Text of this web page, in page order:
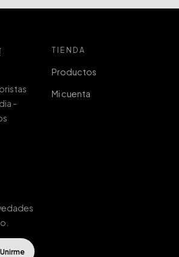
-
TIENDA
Productos
Mi cuenta
Unirme